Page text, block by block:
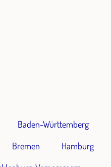
Baden-Württemberg
Bremen
Hamburg